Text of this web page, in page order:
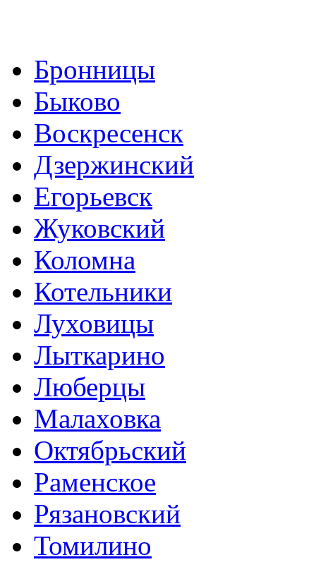
Бронницы
Быково
Воскресенск
Дзержинский
Егорьевск
Жуковский
Коломна
Котельники
Луховицы
Лыткарино
Люберцы
Малаховка
Октябрьский
Раменское
Рязановский
Томилино